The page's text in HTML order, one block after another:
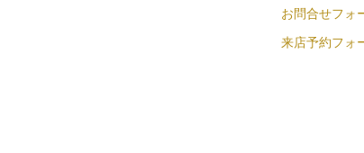
お問合せフォ
来店予約フォ